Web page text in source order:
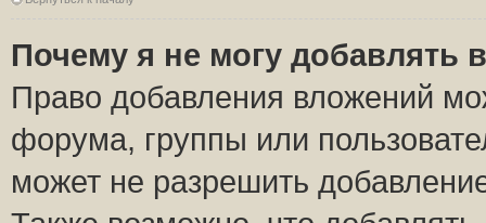
Почему я не могу добавлять
Право добавления вложений
форума, группы или
может не разрешить